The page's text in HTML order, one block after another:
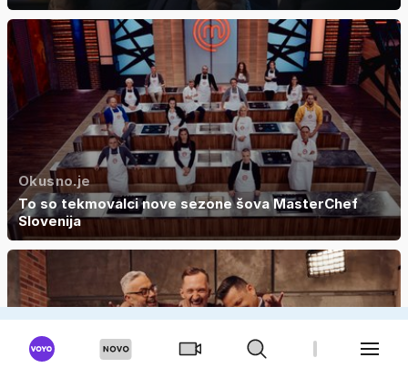
Okusno.je
To so tekmovalci nove sezone šova MasterChef
Slovenija